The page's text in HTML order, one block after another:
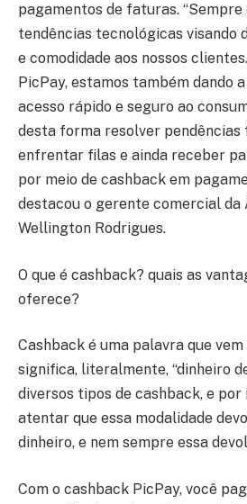
pagamentos de faturas.
tendências tecnológicas visando
e comodidade aos nossos
PicPay, estamos também dando
acesso rápido e seguro ao
desta forma resolver pendências
enfrentar filas e ainda receber
por meio de cashback em
destacou o gerente comercial da
Wellington Rodrigues.
O que é cashback? quais as
oferece?
Cashback é uma palavra que
significa, literalmente, “dinheiro
diversos tipos de cashback, e
atentar que essa modalidade
dinheiro, e nem sempre essa
Com o cashback PicPay, você